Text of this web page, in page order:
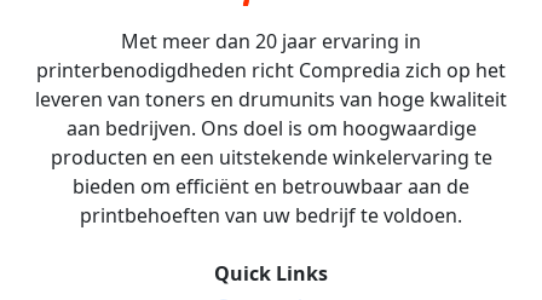
Met meer dan 20 jaar ervaring in
printerbenodigdheden richt Compredia zich op het
leveren van toners en drumunits van hoge kwaliteit
aan bedrijven. Ons doel is om hoogwaardige
producten en een uitstekende winkelervaring te
bieden om efficiënt en betrouwbaar aan de
printbehoeften van uw bedrijf te voldoen.
Quick Links